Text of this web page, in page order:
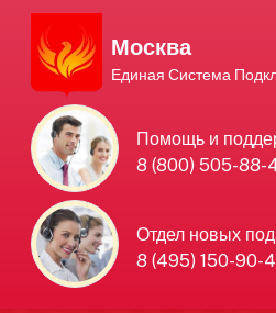
Москва
Единая Система
Помощь и
8 (800) 505-88-
Отдел новых
8 (495) 150-90-
Единая
нового
телевидения